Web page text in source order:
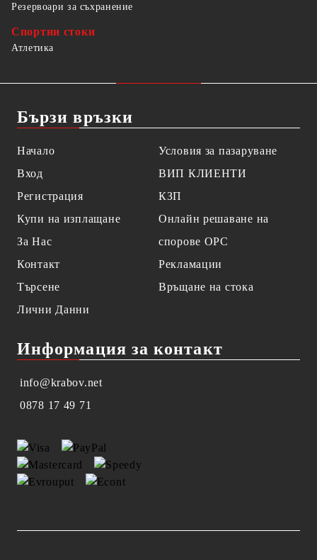
Резервоари за съхранение
Спортни стоки
Атлетика
Бързи връзки
Начало
Вход
Регистрация
Купи на изплащане
За Нас
Контакт
Търсене
Лични Данни
Условия за пазаруване
ВИП КЛИЕНТИ
КЗП
Онлайн решаване на
спорове OPC
Рекламации
Връщане на стока
Информация за контакт
info@krabov.net
0878 17 49 71